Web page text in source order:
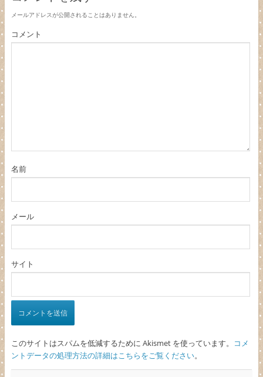
メールアドレスが公開されることはありません。
コメント
名前
メール
サイト
このサイトはスパムを低減するために Akismet を使っています。
コメ
ントデータの処理方法の詳細はこちらをご覧ください。